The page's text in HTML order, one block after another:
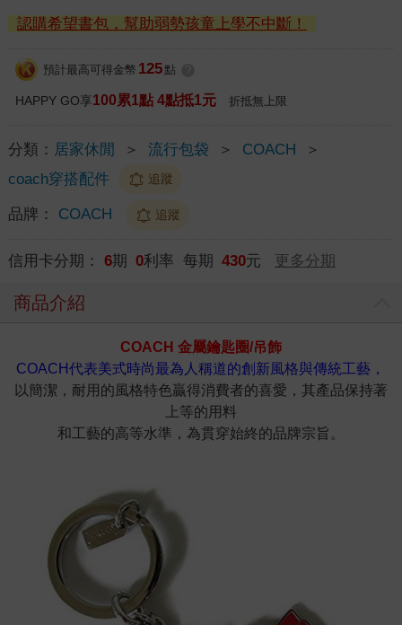
認購希望書包，幫助弱勢孩童上學不中斷！
預計最高可得金幣 125 點
HAPPY GO享100累1點 4點抵1元 折抵無上限
分類： 居家休閒 ＞ 流行包袋 ＞ COACH
＞
coach穿搭配件
追蹤
品牌： COACH 追蹤
信用卡分期： 6期 0利率 每期 430元 更多分期
商品介紹
COACH 金屬鑰匙圈/吊飾
COACH代表美式時尚最為人稱道的創新風格與傳統工藝，
以簡潔，耐用的風格特色贏得消費者的喜愛，其產品保持著
上等的用料
和工藝的高等水準，為貫穿始終的品牌宗旨。